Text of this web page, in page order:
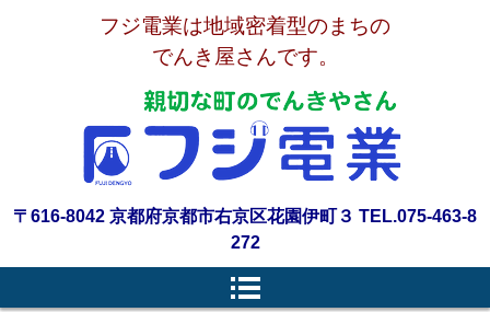
フジ電業は地域密着型のまちの
でんき屋さんです。
〒616-8042 京都府京都市右京区花園伊町３ TEL.075-463-8
272